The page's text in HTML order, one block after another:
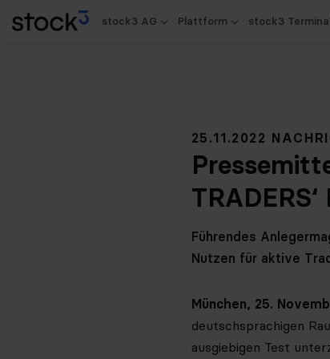
stock3 AG Plattform stock3 Terminal
25.11.2022
Führendes
Nutzen für aktive
München, 25.
deutschsprachigen
ausgiebigen Test